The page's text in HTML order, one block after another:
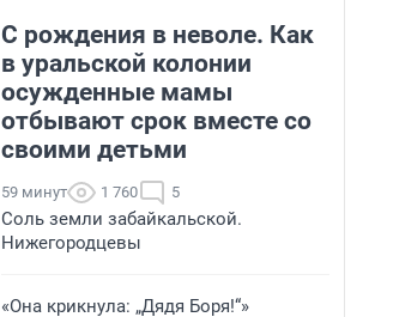
С рождения в неволе. Как
в уральской колонии
осужденные мамы
отбывают срок вместе со
своими детьми
59 минут 1 760 5
Соль земли забайкальской.
Нижегородцевы
«Она крикнула: „Дядя Боря!“»